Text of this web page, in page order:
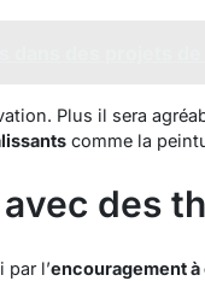
Plus il sera
comme la
des
l’encouragement